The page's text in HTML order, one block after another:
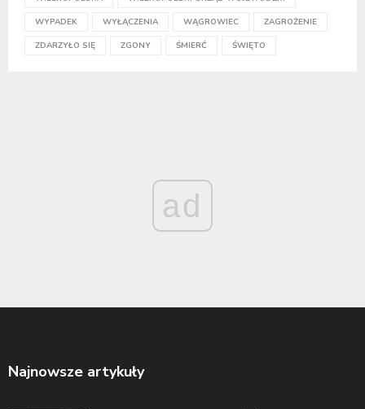
WYPADEK WYŁĄCZENIA WĄGROWIEC ZAGROŻENIE
ZDARZYŁO SIĘ ZGONY ŚMIERĆ ŚWIĘTO
ad
Najnowsze artykuły